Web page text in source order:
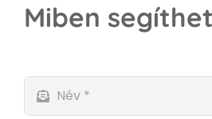
Miben